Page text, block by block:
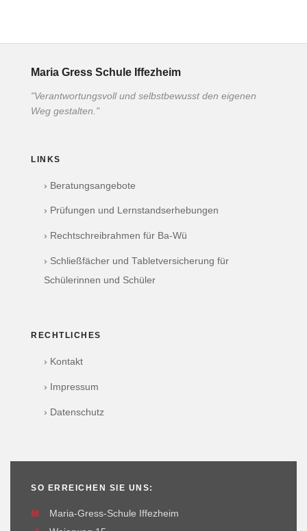
Maria Gress Schule Iffezheim
"Verantwortungsvoll und selbstbewusst den eigenen
Weg gestalten."
LINKS
› Beratungsangebote
› Prüfungen und Lernstandserhebungen
› Rechtschreibrahmen für Ba-Wü
› Schließfächer und Tabletversicherung für
Schülerinnen und Schüler
RECHTLICHES
› Kontakt
› Impressum
› Datenschutz
SO ERREICHEN SIE UNS:
🏫
Maria-Gress-Schule Iffezheim